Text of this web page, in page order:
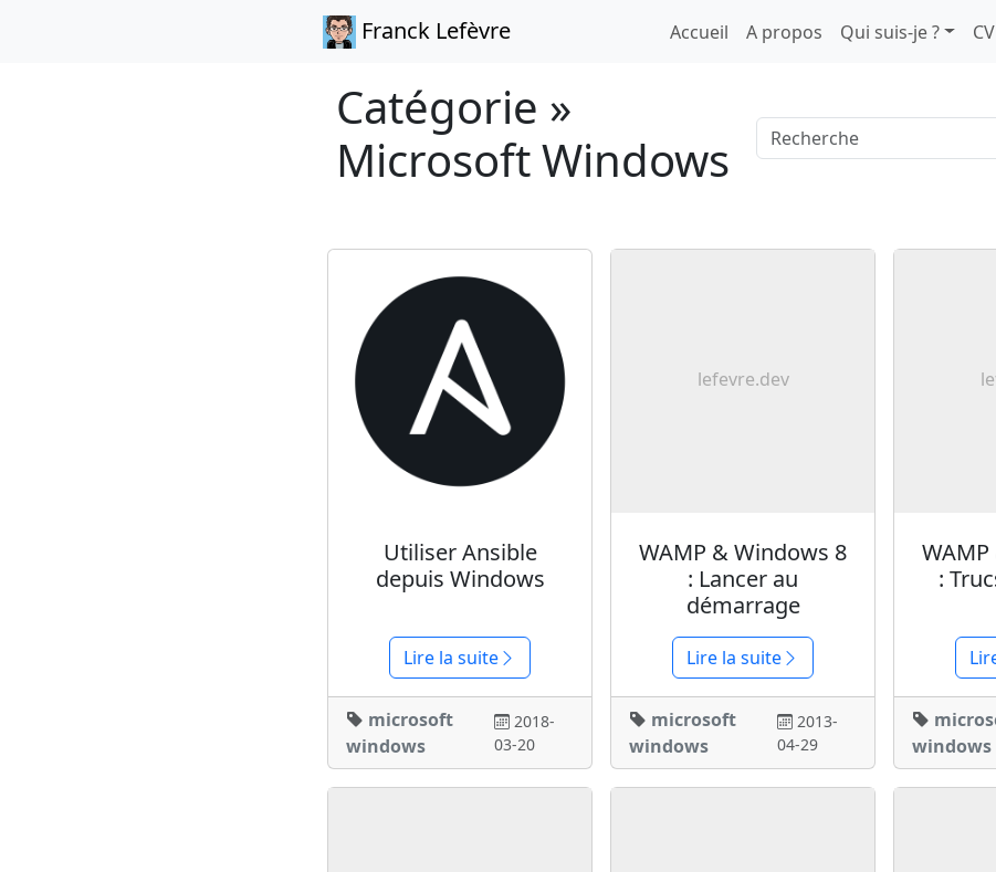
Franck Lefèvre Accueil A propos Qui suis-je ? CV
Catégorie »
Microsoft Windows
Utiliser Ansible
depuis Windows
Lire la suite
microsoft
windows
2018-
03-20
lefevre.dev
WAMP & Windows 8
: Lancer au
démarrage
Lire la suite
microsoft
windows
2013-
04-29
:
windows